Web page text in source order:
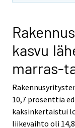
kasvu
marras-
10,7 prosenttia
kaksinkertaistui
liikevaihto oli